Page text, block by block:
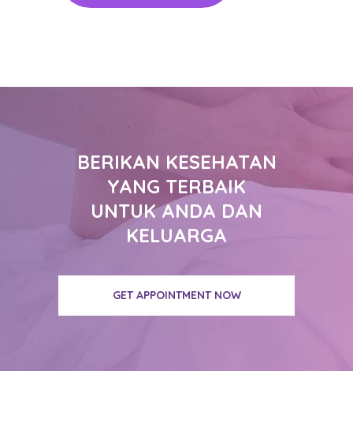
BERIKAN KESEHATAN
YANG TERBAIK
UNTUK ANDA DAN
KELUARGA
GET APPOINTMENT NOW